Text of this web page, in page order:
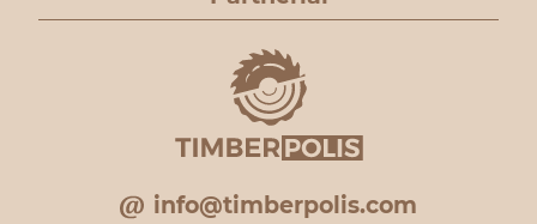
info@timberpolis.com